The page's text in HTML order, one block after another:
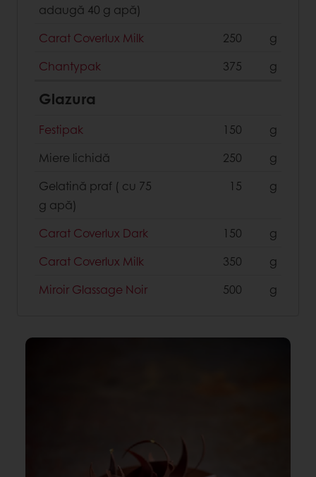
adaugă 40 g apă)
Carat Coverlux Milk 250
g
Chantypak
375 g
Glazura
Festipak 150
g
Miere lichidă
250
g
Gelatină praf ( cu 75
g apă)
15 g
Carat Coverlux Dark 150
g
Carat Coverlux Milk
350
g
Miroir Glassage Noir
500 g